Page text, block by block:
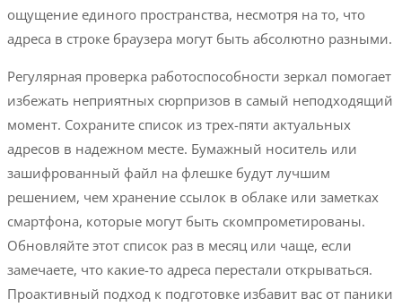
ощущение единого пространства, несмотря на то, что
адреса в строке браузера могут быть абсолютно разными.
Регулярная проверка работоспособности зеркал помогает
избежать неприятных сюрпризов в самый неподходящий
момент. Сохраните список из трех-пяти актуальных
адресов в надежном месте. Бумажный носитель или
зашифрованный файл на флешке будут лучшим
решением, чем хранение ссылок в облаке или заметках
смартфона, которые могут быть скомпрометированы.
Обновляйте этот список раз в месяц или чаще, если
замечаете, что какие-то адреса перестали открываться.
Проактивный подход к подготовке избавит вас от паники